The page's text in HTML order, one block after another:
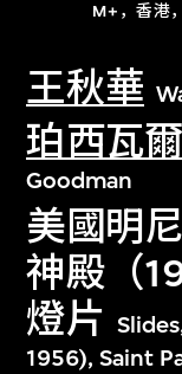
M+，香港
王秋華
珀西瓦
Goodman
美國明
神殿（
燈片
1956), Saint